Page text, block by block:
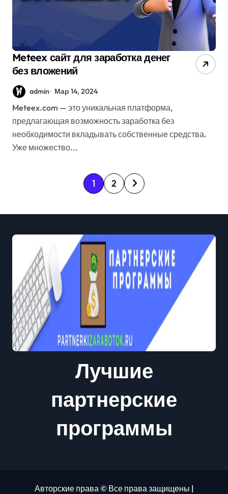
Meteex сайт для заработка денег
без вложений
admin Мар 14, 2024
Meteex.com — это уникальная платформа,
предлагающая возможность заработка без
необходимости вкладывать собственные средства.
Уже множество...
П
а
г
и
н
ц
и
я
з
а
п
и
с
й
1 2
Лучшие
партнерские
программы
Авторские права © Все права защищены |